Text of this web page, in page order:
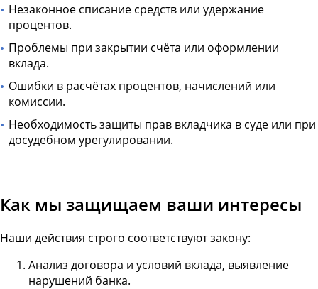
Незаконное списание средств или удержание
процентов.
Проблемы при закрытии счёта или оформлении
вклада.
Ошибки в расчётах процентов, начислений или
комиссии.
Необходимость защиты прав вкладчика в суде или при
досудебном урегулировании.
Как мы защищаем ваши интересы
Наши действия строго соответствуют закону:
Анализ договора и условий вклада, выявление
нарушений банка.